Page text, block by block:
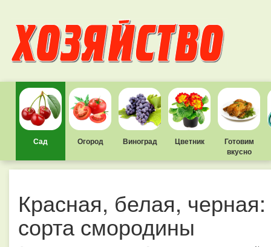
Сад Огород Виноград Цветник
Готовим
вкусно
Красная, белая,
сорта смородины